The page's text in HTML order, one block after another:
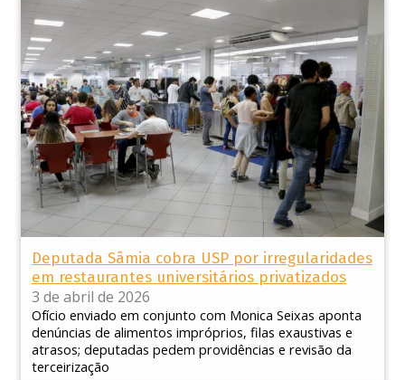
Deputada Sâmia cobra USP por irregularidades
em restaurantes universitários privatizados
3 de abril de 2026
Ofício enviado em conjunto com Monica Seixas aponta
denúncias de alimentos impróprios, filas exaustivas e
atrasos; deputadas pedem providências e revisão da
terceirização